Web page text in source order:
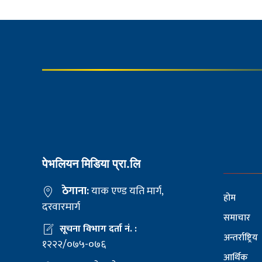
पेभलियन मिडिया प्रा.लि
ठेगाना:याक एण्ड यति मार्ग,
दरवारमार्ग
सूचना विभाग दर्ता नं. :
१२२२/०७५-०७६
होम
समाचार
अन्तर्राष्ट्रिय
आर्थिक